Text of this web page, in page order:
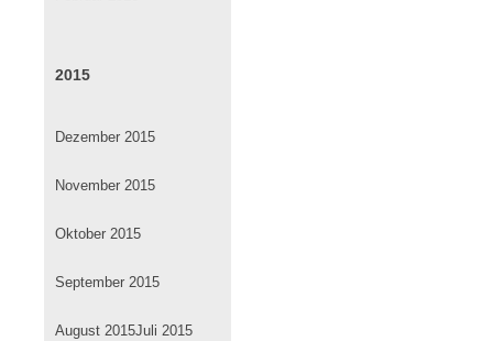
2015
Dezember 2015
November 2015
Oktober 2015
September 2015
August 2015Juli 2015